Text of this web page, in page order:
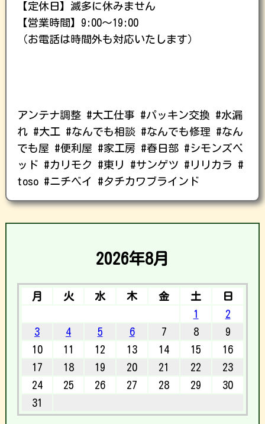
【定休日】滅多に休みません
【営業時間】9:00〜19:00
（お電話は時間外も対応いたします）
アンテナ調整 #大工仕事 #パッキン交換 #水漏
れ #大工 #なんでも相談 #なんでも修理 #なん
でも屋 #便利屋 #家工房 #春日部 #シモンズベ
ッド #カリモク #東リ #サンゲツ #リリカラ #
toso #ニチベイ #タチカワブラインド
2026年8月
月 火 水 木 金 土
日
1
2
3
4 5 6 7 8
9
10
11 12 13 14 15
16
17
18 19 20 21 22
23
24
25 26 27 28 29
30
31